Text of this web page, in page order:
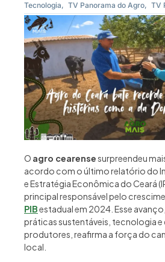
Tecnologia, TV Panorama do Agro, TV
O agro cearensesurpreendeu
acordo com o último relatório do
e Estratégia Econômica do Ceará
principal responsável pelo
PIBestadual em 2024. Esse
práticas sustentáveis, tecnologia
produtores, reafirma a força do
local.